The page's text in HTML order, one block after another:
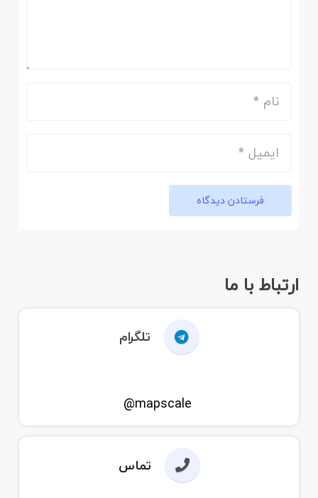
فرستادن دیدگاه
ارتباط با ما
تلگرام
mapscale@
تماس